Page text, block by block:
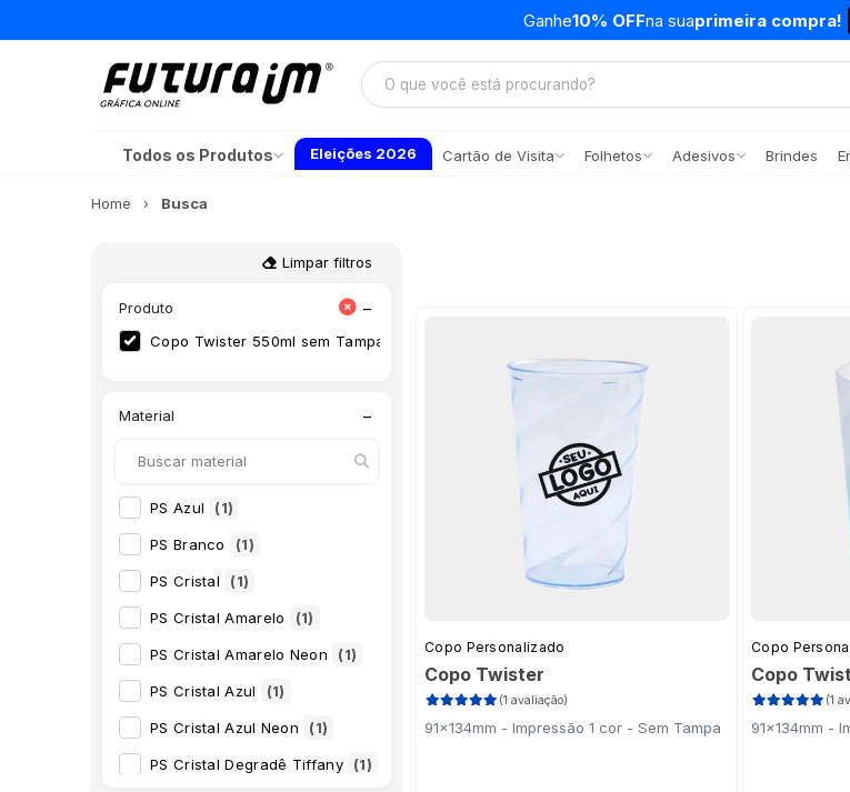
Ganhe10% OFFna suaprimeira compra!
Todos os Produtos Eleições 2026 Cartão de Visita Folhetos Adesivos Brindes
Home Busca
Limpar filtros
Produto −
Copo Twister 550ml sem Tampa
Material −
PS Azul (1)
PS Branco (1)
PS Cristal (1)
PS Cristal Amarelo (1)
PS Cristal Amarelo Neon (1)
PS Cristal Azul (1)
PS Cristal Azul Neon (1)
PS Cristal Degradê Tiffany (1)
Copo Personalizado
Copo Twister
(1 avaliação)
91x134mm - Impressão 1 cor - Sem Tampa
Copo
Copo
(1
91x134mm -